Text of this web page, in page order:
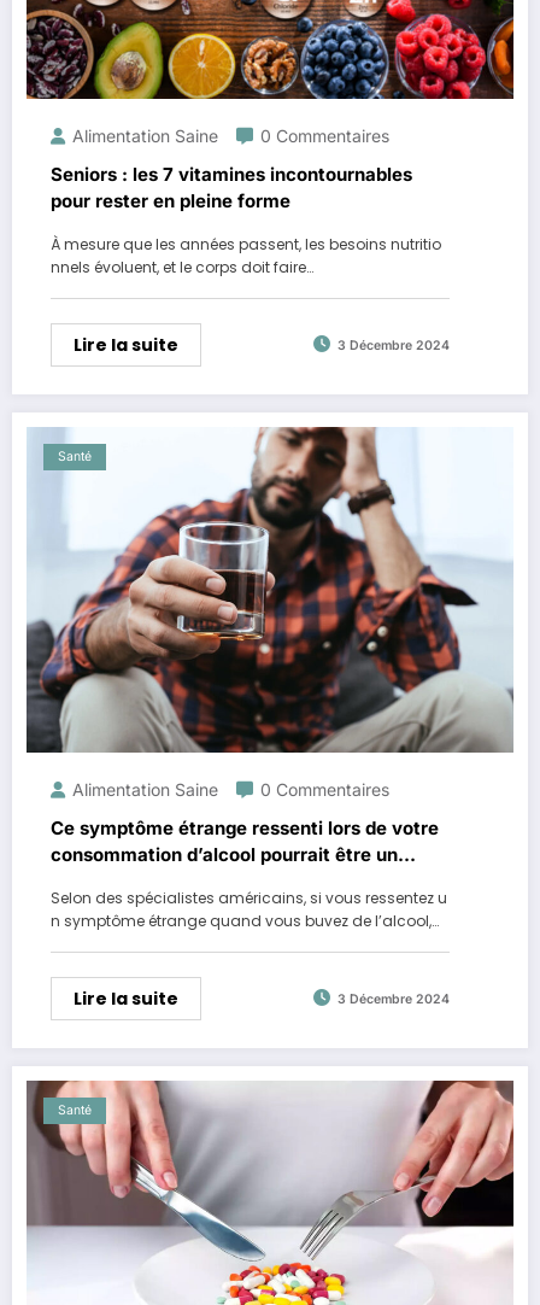
Alimentation Saine 0 Commentaires
Seniors : les 7 vitamines incontournables
pour rester en pleine forme
À mesure que les années passent, les besoins nutritio
nnels évoluent, et le corps doit faire…
Lire la suite 3 Décembre 2024
Santé
Alimentation Saine 0 Commentaires
Ce symptôme étrange ressenti lors de votre
consommation d’alcool pourrait être un
Selon des spécialistes américains, si vous ressentez u
n symptôme étrange quand vous buvez de l’alcool,…
Lire la suite 3 Décembre 2024
Santé